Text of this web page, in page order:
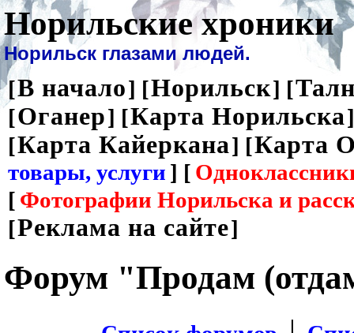
Норильские хроники
Норильск глазами людей.
[В начало] [Норильск] [
[Оганер] [Карта Норильска
[Карта Кайеркана] [Карта
товары, услуги ] [
[ Фотографии Норильска и
[Реклама на сайте]
Форум "Продам